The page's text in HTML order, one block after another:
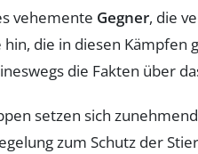
vehemente Gegner, die
die in diesen
die Fakten über
setzen sich
zum Schutz der